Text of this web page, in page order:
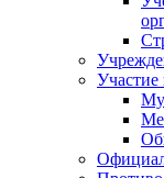
Участие